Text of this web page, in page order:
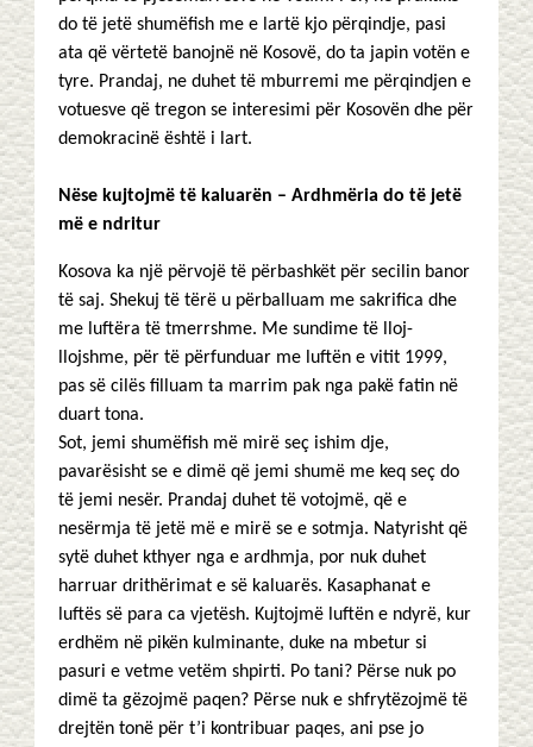
do të jetë shumëfish me e lartë kjo përqindje, pasi
ata që vërtetë banojnë në Kosovë, do ta japin votën e
tyre. Prandaj, ne duhet të mburremi me përqindjen e
votuesve që tregon se interesimi për Kosovën dhe për
demokracinë është i lart.
Nëse kujtojmë të kaluarën – Ardhmëria do të jetë
më e ndritur
Kosova ka një përvojë të përbashkët për secilin banor
të saj. Shekuj të tërë u përballuam me sakrifica dhe
me luftëra të tmerrshme. Me sundime të lloj-
llojshme, për të përfunduar me luftën e vitit 1999,
pas së cilës filluam ta marrim pak nga pakë fatin në
duart tona.
Sot, jemi shumëfish më mirë seç ishim dje,
pavarësisht se e dimë që jemi shumë me keq seç do
të jemi nesër. Prandaj duhet të votojmë, që e
nesërmja të jetë më e mirë se e sotmja. Natyrisht që
sytë duhet kthyer nga e ardhmja, por nuk duhet
harruar drithërimat e së kaluarës. Kasaphanat e
luftës së para ca vjetësh. Kujtojmë luftën e ndyrë, kur
erdhëm në pikën kulminante, duke na mbetur si
pasuri e vetme vetëm shpirti. Po tani? Përse nuk po
dimë ta gëzojmë paqen? Përse nuk e shfrytëzojmë të
drejtën tonë për t’i kontribuar paqes, ani pse jo